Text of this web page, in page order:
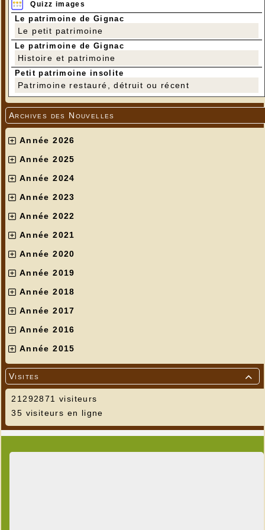
Quizz images
Le patrimoine de Gignac
Le petit patrimoine
Le patrimoine de Gignac
Histoire et patrimoine
Petit patrimoine insolite
Patrimoine restauré, détruit ou récent
Archives des Nouvelles
Année 2026
Année 2025
Année 2024
Année 2023
Année 2022
Année 2021
Année 2020
Année 2019
Année 2018
Année 2017
Année 2016
Année 2015

Visites
21292871 visiteurs
35 visiteurs en ligne